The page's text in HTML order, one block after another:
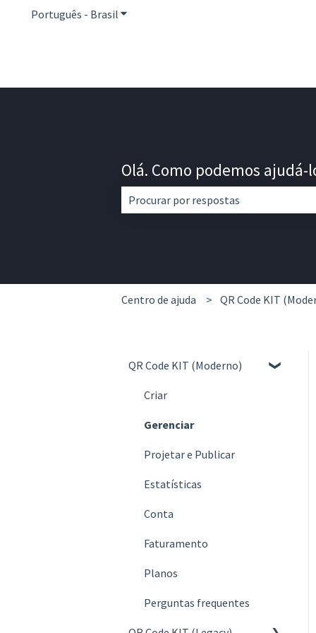
Português - Brasil Mostrar submenu para traduções
Olá. Como podemos ajudá-
Centro de ajuda QR Code KIT
QR Code KIT (Moderno)
Criar
Gerenciar
Projetar e Publicar
Estatísticas
Conta
Faturamento
Planos
Perguntas frequentes